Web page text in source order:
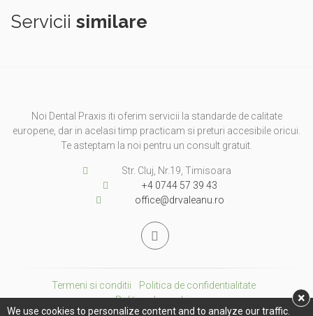
Servicii similare
Noi Dental Praxis iti oferim servicii la standarde de calitate
europene, dar in acelasi timp practicam si preturi accesibile oricui.
Te asteptam la noi pentru un consult gratuit.
Str. Cluj, Nr.19, Timisoara
+4 0744 57 39 43
office@drvaleanu.ro
Termeni si conditii
Politica de confidentialitate
Politica de cookies
We use cookies to personalize content and to analyze our traffic.
×